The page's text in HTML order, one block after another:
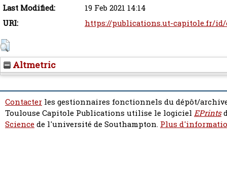
Last Modified:
19 Feb 2021 14:14
URI:
https://publications.ut-capitole.fr/
Altmetric
Contacter les gestionnaires fonctionnels du dépôt/
Toulouse Capitole Publications utilise le logiciel EPrints
Sciencede l'université de Southampton. Plus